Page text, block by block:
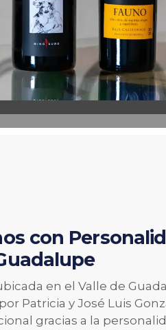
con
en el Valle de
Patricia y José Luis
gracias a la